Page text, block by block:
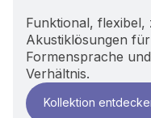
Funktional, flexibel,
Akustiklösungen
Formensprache
Verhältnis.
Kollektion